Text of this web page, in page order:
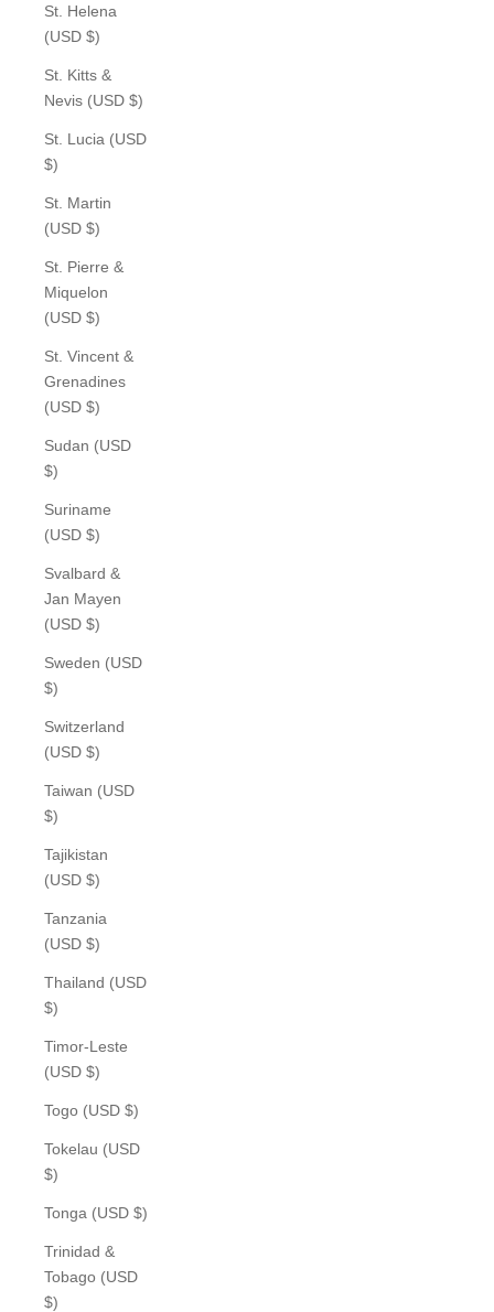
St. Helena
(USD $)
St. Kitts &
Nevis (USD $)
St. Lucia (USD
$)
St. Martin
(USD $)
St. Pierre &
Miquelon
(USD $)
St. Vincent &
Grenadines
(USD $)
Sudan (USD
$)
Suriname
(USD $)
Svalbard &
Jan Mayen
(USD $)
Sweden (USD
$)
Switzerland
(USD $)
Taiwan (USD
$)
Tajikistan
(USD $)
Tanzania
(USD $)
Thailand (USD
$)
Timor-Leste
(USD $)
Togo (USD $)
Tokelau (USD
$)
Tonga (USD $)
Trinidad &
Tobago (USD
$)